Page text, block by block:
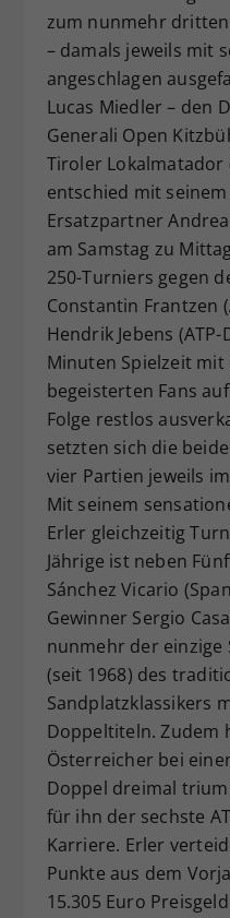
zum nunmehr dritten
– damals jeweils mit
angeschlagen
Lucas Miedler – den
Generali Open
Tiroler Lokalmatador
entschied mit
Ersatzpartner
am Samstag zu
250-Turniers gegen
Constantin Frantzen
Hendrik Jebens
Minuten Spielzeit mit
begeisterten Fans
Folge restlos
setzten sich die
vier Partien jeweils
Mit seinem
Erler gleichzeitig
Jährige ist neben
Sánchez Vicario
Gewinner Sergio
nunmehr der einzige
(seit 1968) des
Sandplatzklassikers
Doppeltiteln. Zudem
Österreicher bei
Doppel dreimal
für ihn der sechste
Karriere. Erler
Punkte aus dem
15.305 Euro
Zweck
Dieser
zufällig
hat.